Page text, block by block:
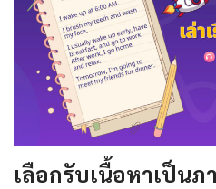
เลือกรับเนื้อหาเป็น